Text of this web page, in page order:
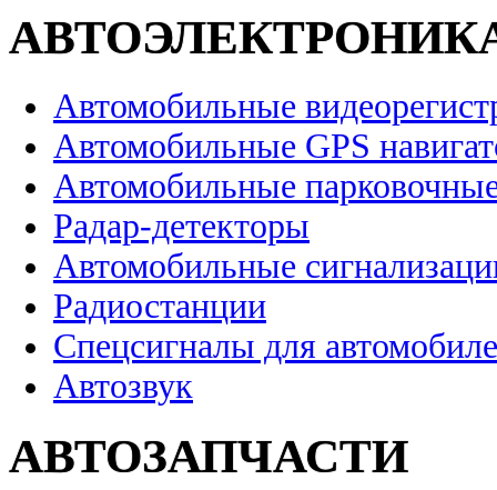
Автомобильные
Автомобильные GPS
Автомобильные
Радар-детекторы
Автомобильные
Радиостанции
Спецсигналы для
Автозвук
АВТОЗАПЧАСТИ